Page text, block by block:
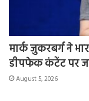
मार्क जुकरबर्ग ने
डीपफेक कंटेंट पर
August 5, 2026